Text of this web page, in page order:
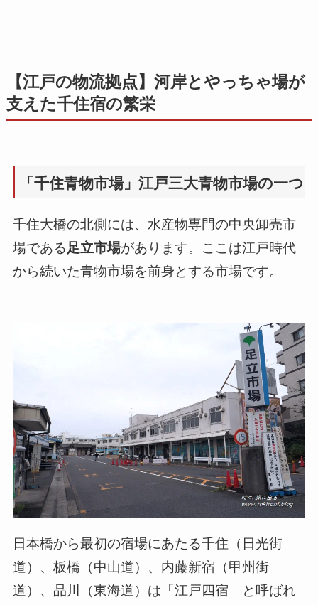
【江戸の物流拠点】河岸とやっちゃ場が
支えた千住宿の繁栄
「千住青物市場」江戸三大青物市場の一つ
千住大橋の北側には、水産物専門の中央卸売市
場である足立市場があります。ここは江戸時代
から続いた青物市場を前身とする市場です。
日本橋から最初の宿場にあたる千住（日光街
道）、板橋（中山道）、内藤新宿（甲州街
道）、品川（東海道）は「江戸四宿」と呼ばれ